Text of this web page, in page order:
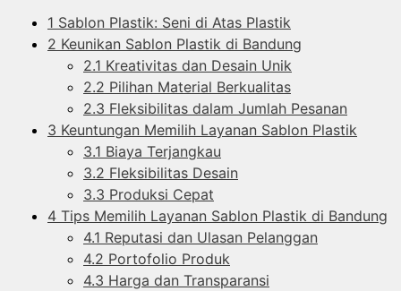
1 Sablon Plastik: Seni di Atas Plastik
2 Keunikan Sablon Plastik di Bandung
2.1 Kreativitas dan Desain Unik
2.2 Pilihan Material Berkualitas
2.3 Fleksibilitas dalam Jumlah Pesanan
3 Keuntungan Memilih Layanan Sablon Plastik
3.1 Biaya Terjangkau
3.2 Fleksibilitas Desain
3.3 Produksi Cepat
4 Tips Memilih Layanan Sablon Plastik di Bandung
4.1 Reputasi dan Ulasan Pelanggan
4.2 Portofolio Produk
4.3 Harga dan Transparansi